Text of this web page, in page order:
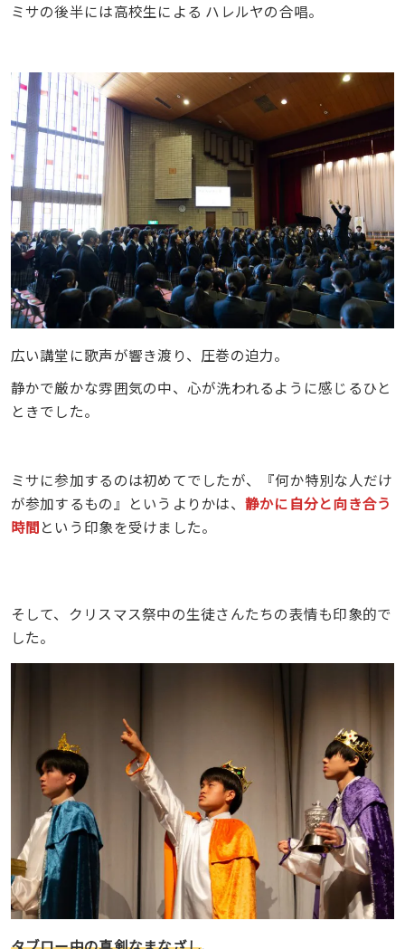
ミサの後半には高校生による ハレルヤの合唱。
広い講堂に歌声が響き渡り、圧巻の迫力。
静かで厳かな雰囲気の中、心が洗われるように感じるひと
ときでした。
ミサに参加するのは初めてでしたが、『何か特別な人だけ
が参加するもの』というよりかは、 静かに自分と向き合う
時間という印象を受けました。
そして、クリスマス祭中の生徒さんたちの表情も印象的で
した。
タブロー中の真剣なまなざし、